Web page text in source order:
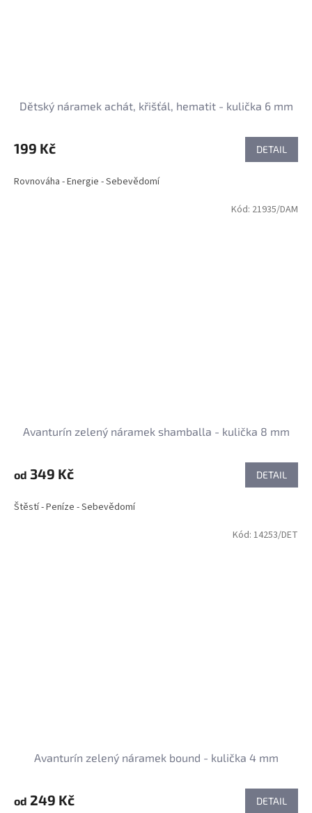
Dětský náramek achát, křišťál, hematit - kulička 6 mm
199 Kč DETAIL
Rovnováha - Energie - Sebevědomí
Avanturín zelený náramek shamballa - kulička 8 mm
od 349 Kč DETAIL
Štěstí - Peníze - Sebevědomí
Kód: 21935/DAM
Avanturín zelený náramek bound - kulička 4 mm
od 249 Kč DETAIL
Kód: 14253/DET